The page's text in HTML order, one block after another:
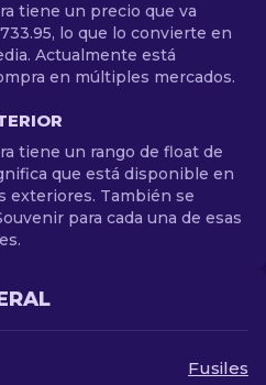
tiene un precio que va
lo que lo convierte en
Actualmente está
en múltiples mercados.
tiene un rango de float de
que está disponible en
exteriores. También se
para cada una de esas
Fusiles